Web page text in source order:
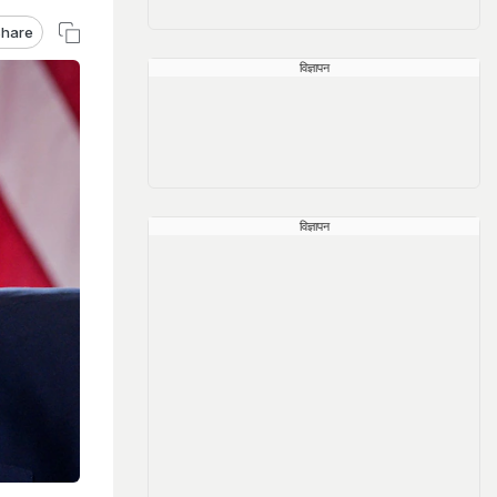
विज्ञापन
विज्ञापन